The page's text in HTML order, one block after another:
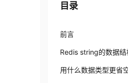
目录
前言
Redis string的数据结
用什么数据类型更省